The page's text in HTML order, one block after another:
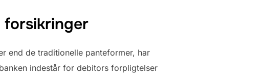
forsikringer
end de traditionelle panteformer, har
indestår for debitors forpligtelser